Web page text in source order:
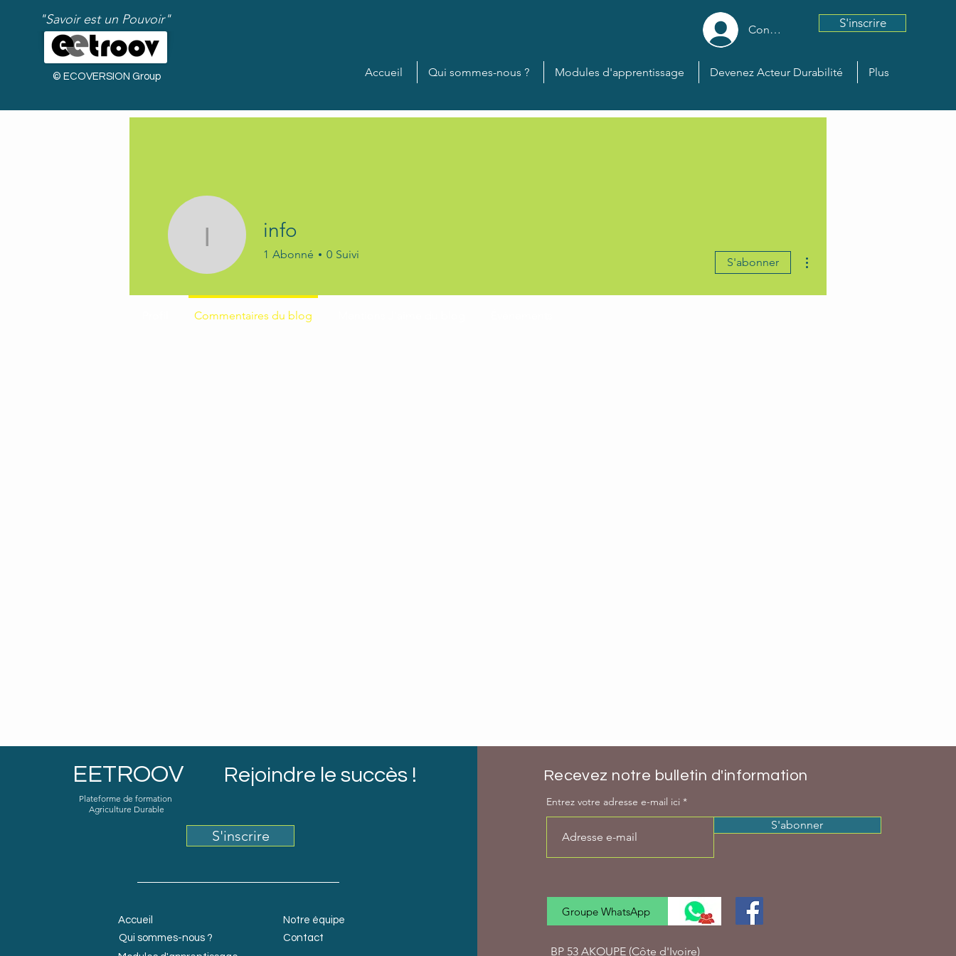
"Savoir est un Pouvoir"
© ECOVERSION Group
Connexion S'inscrire
Accueil Qui sommes-nous ? Modules d'apprentissage Devenez Acteur Durabilité Plus
info
info
1 Abonné 0 Suivi
S'abonner
Commentaires du blog
EETROOV Rejoindre le succès !
Plateforme de formation
Agriculture Durable
S'inscrire
Accueil
Qui sommes-nous ?
Notre équipe
Contact
Recevez notre bulletin d'information
Entrez votre adresse e-mail ici
S'abonner
Groupe WhatsApp
BP 53 AKOUPE (Côte d'Ivoire)